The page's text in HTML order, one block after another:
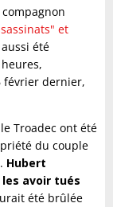
et
été
février dernier,
Troadec ont été
du couple
Hubert
avoir tués
été brûlée